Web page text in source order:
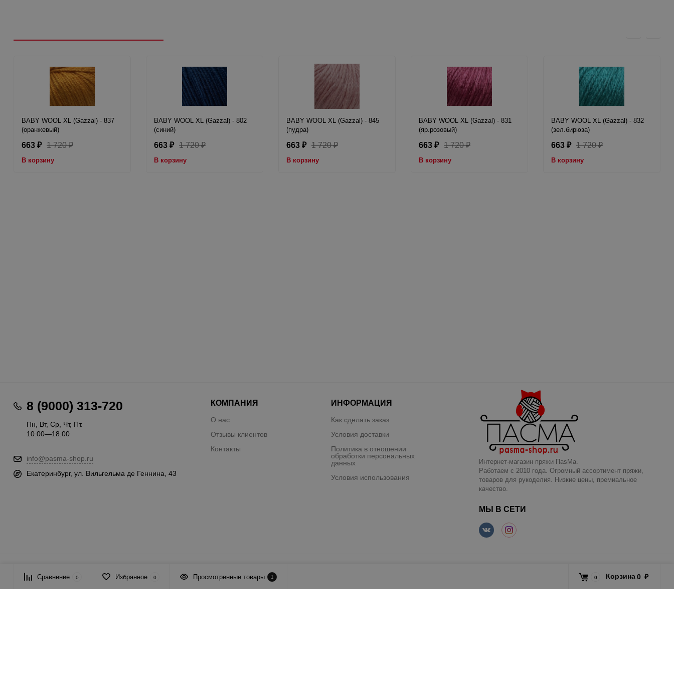
BABY WOOL XL (Gazzal) - 837
(оранжевый)
663 ₽ 1 720₽
В корзину
BABY WOOL XL (Gazzal) - 802
(синий)
663 ₽ 1 720₽
В корзину
BABY WOOL XL (Gazzal) - 845
(пудра)
663 ₽ 1 720₽
В корзину
BABY WOOL XL (Gazzal) - 831
(яр.розовый)
663 ₽ 1 720₽
В корзину
BABY WOOL XL (Gazzal) - 832
(зел.бирюза)
663 ₽ 1 720₽
В корзину
8 (9000) 313-720
Пн, Вт, Ср, Чт, Пт.
10:00—18:00
info@pasma-shop.ru
Екатеринбург, ул. Вильгельма де Геннина, 43
КОМПАНИЯ
О нас
Отзывы клиентов
Контакты
ИНФОРМАЦИЯ
Как сделать заказ
Условия доставки
Политика в отношении
обработки персональных
данных
Условия использования
Интернет-магазин пряжи ПаsМа.
Работаем с 2010 года. Огромный ассортимент пряжи,
товаров для рукоделия. Низкие цены, премиальное
качество.
МЫ В СЕТИ
© 2026 ПАСМА - универсальный поставщик товаров для рукоделия.
Сравнение 0 Избранное 0 Просмотренные товары 1 0 Корзина0 ₽